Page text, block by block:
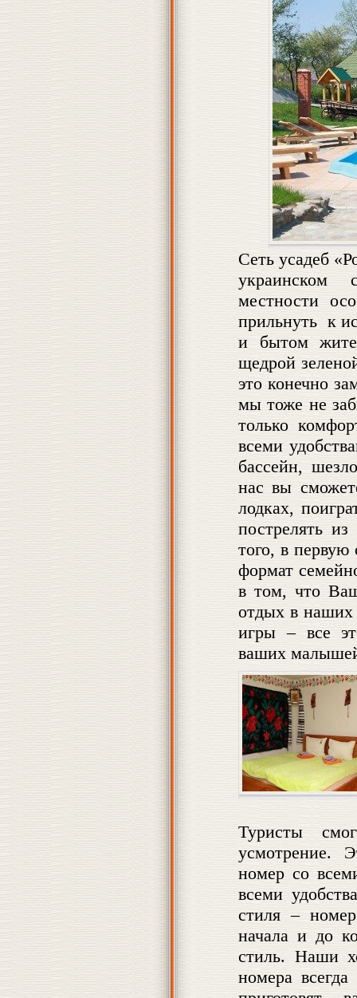
Сеть усадеб
украинском
местности
прильнуть к
и бытом
щедрой
это конечно
мы тоже не
только
всеми
бассейн,
нас вы
лодках,
пострелять
того, в
формат
в том, что
отдых в наших
игры – все
ваших
Туристы
усмотрение.
номер со
всеми
стиля –
начала и до
стиль. Наши
номера